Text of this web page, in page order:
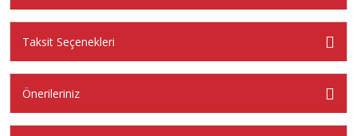
Taksit Seçenekleri
Önerileriniz